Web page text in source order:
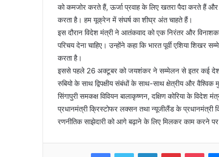
को कमजोर करते हैं, ऊर्जा प्रवाह के लिए खतरा पैदा करते हैं और
करता है। हम यूक्रेन में संघर्ष का शीघ्र अंत चाहते हैं।
इस दौरान विदेश मंत्री ने आतंकवाद को एक निरंतर और
परिचय देना चाहिए। उन्होंने कहा कि भारत पूर्वी एशिया शिखर
करता है।
इससे पहले 26 अक्टूबर को जयशंकर ने सम्मेलन से इतर कई देशों
रुबियो के साथ द्विपक्षीय संबंधों के साथ-साथ क्षेत्रीय और वैश्विक
सिंगापुरी समकक्ष विवियन बालाकृष्णन, दक्षिण कोरिया के
प्रधानमंत्री क्रिस्टोफर लक्सन तथा न्यूजीलैंड के
रणनीतिक साझेदारी को आगे बढ़ाने के लिए मिलकर काम करने पर